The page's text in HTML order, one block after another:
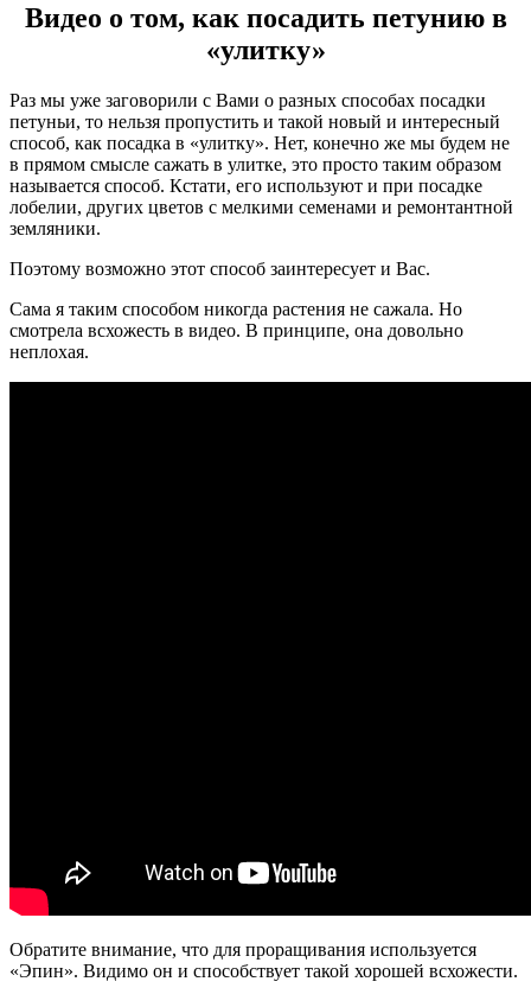
Видео о том, как посадить петунию в
«улитку»
Раз мы уже заговорили с Вами о разных способах посадки
петуньи, то нельзя пропустить и такой новый и интересный
способ, как посадка в «улитку». Нет, конечно же мы будем не
в прямом смысле сажать в улитке, это просто таким образом
называется способ. Кстати, его используют и при посадке
лобелии, других цветов с мелкими семенами и ремонтантной
земляники.
Поэтому возможно этот способ заинтересует и Вас.
Сама я таким способом никогда растения не сажала. Но
смотрела всхожесть в видео. В принципе, она довольно
неплохая.
Обратите внимание, что для проращивания используется
«Эпин». Видимо он и способствует такой хорошей всхожести.